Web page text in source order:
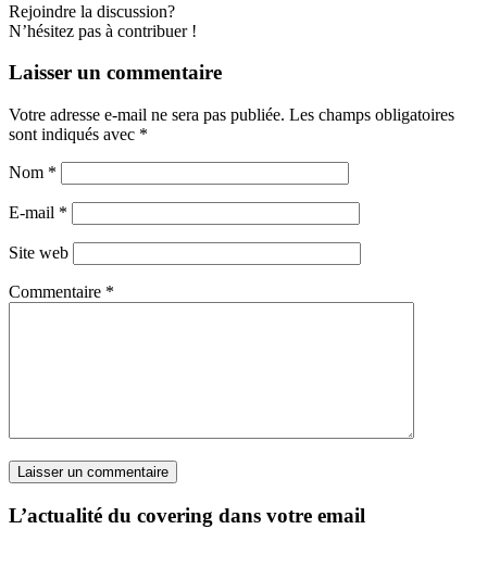
Rejoindre la discussion?
N’hésitez pas à contribuer !
Laisser un commentaire
Votre adresse e-mail ne sera pas publiée. Les champs obligatoires
sont indiqués avec *
Nom *
E-mail *
Site web
Commentaire *
L’actualité du covering dans votre email